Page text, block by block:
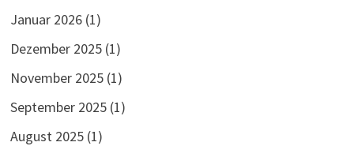
Januar 2026(1)
Dezember 2025(1)
November 2025(1)
September 2025(1)
August 2025(1)